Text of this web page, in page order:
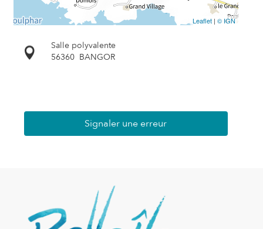
Leaflet | © IGN
Salle polyvalente
56360 BANGOR
Signaler une erreur